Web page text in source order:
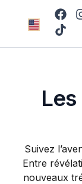
Suivez
Entre
nouveaux